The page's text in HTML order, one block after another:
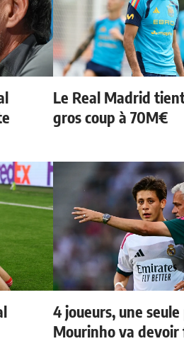
Le Real Madrid
gros coup à 70M€
4 joueurs, une seule
Mourinho va